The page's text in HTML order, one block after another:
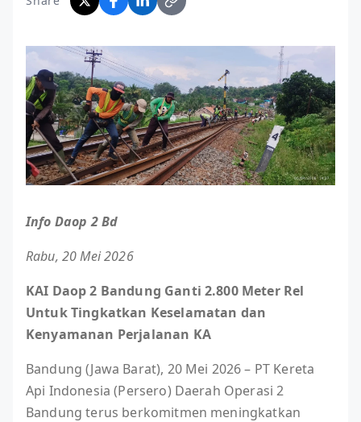
Info Daop 2 Bd
Rabu, 20 Mei 2026
KAI Daop 2 Bandung Ganti 2.800 Meter Rel
Untuk Tingkatkan Keselamatan dan
Kenyamanan Perjalanan KA
Bandung (Jawa Barat), 20 Mei 2026 – PT Kereta
Api Indonesia (Persero) Daerah Operasi 2
Bandung terus berkomitmen meningkatkan